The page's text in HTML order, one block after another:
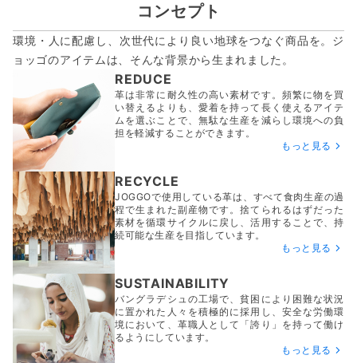
コンセプト
環境・人に配慮し、次世代により良い地球をつなぐ商品を。ジ
ョッゴのアイテムは、 そんな背景から生まれました。
REDUCE
革は非常に耐久性の高い素材です。頻繁に物を買
い替えるよりも、愛着を持って長く使えるアイテ
ムを選ぶことで、無駄な生産を減らし環境への負
担を軽減することができます。
もっと見る
RECYCLE
JOGGOで使用している革は、すべて食肉生産の過
程で生まれた副産物です。捨てられるはずだった
素材を循環サイクルに戻し、活用することで、持
続可能な生産を目指しています。
もっと見る
SUSTAINABILITY
バングラデシュの工場で、貧困により困難な状況
に置かれた人々を積極的に採用し、安全な労働環
境において、革職人として「誇り」を持って働け
るようにしています。
もっと見る